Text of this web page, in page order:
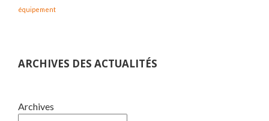
équipement
ARCHIVES DES ACTUALITÉS
Archives